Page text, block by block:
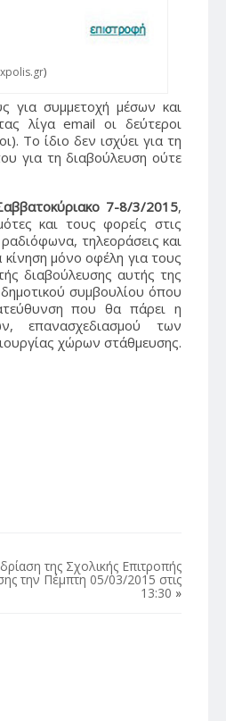
)
για συμμετοχή μέσων και
λίγα email οι δεύτεροι
Το ίδιο δεν ισχύει για τη
για τη διαβούλευση ούτε
7-8/3/2015,
και τους φορείς στις
τηλεοράσεις και
κίνηση μόνο οφέλη για τους
διαβούλευσης αυτής της
συμβουλίου όπου
που θα πάρει η
επανασχεδιασμού των
χώρων στάθμευσης.
της Σχολικής Επιτροπής
την Πέμπτη 05/03/2015 στις
13:30 »